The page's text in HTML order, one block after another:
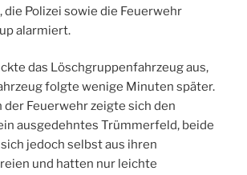
Polizei sowie die Feuerwehr
alarmiert.
das Löschgruppenfahrzeug aus,
folgte wenige Minuten später.
Feuerwehr zeigte sich den
ausgedehntes Trümmerfeld, beide
jedoch selbst aus ihren
und hatten nur leichte